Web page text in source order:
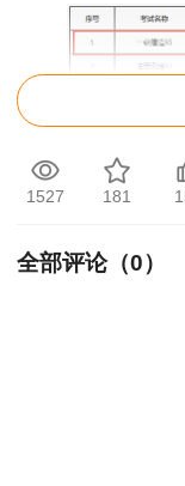
点击查看详
相关推荐：
一级建造
1527 181
全部评论（0）